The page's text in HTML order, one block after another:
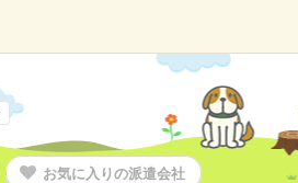
お気に入りの派遣会社